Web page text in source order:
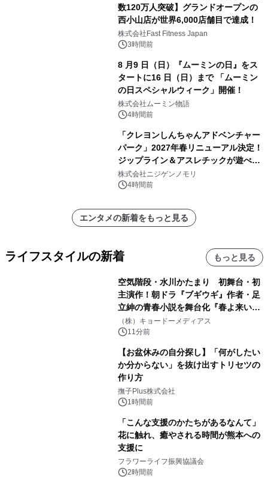
数120万人突破】グランドオープンの
西小山店が世界6,000店舗目で達成！
株式会社Fast Fitness Japan
3時間前
8 月9 日（日）『ムーミンの日』をス
タートに16 日（日）まで 「ムーミン
の日スペシャルウィーク」開催！
株式会社ムーミン物語
4時間前
「クレヨンしんちゃんアドベンチャー
パーク」2027年春リニューアル決定！
ジップライン＆アスレチックが遊べる
のは今年が最後！ 「ラスト！ドキがム
ネムネ～大作戦！」始動
株式会社ニジゲンノモリ
4時間前
エンタメの新着をもっと見る
ライフスタイルの新着 もっと見る
空気階段・水川かたまり 初舞台・初
主演作！朝ドラ『ブギウギ』作者・足
立紳の青春小説を舞台化『春よ来い、
マジで来い』キービジュアル解禁！
（株）キョードーメディアス
11分前
【お盆休みの自分探し】「何がしたい
か分からない」を抜け出すトリセツの
作り方
撫子Plus株式会社
1時間前
「こんな支援のかたちがあるなんて」
花に触れ、癒やされる時間が熊本への
支援に
フラワーライフ振興協議会
2時間前